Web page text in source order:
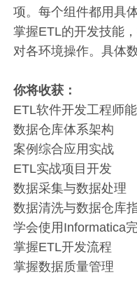
项。每个组件都用具
掌握ETL的开发技能
对各环境操作。具体
你将收获：
ETL软件开发工程师
数据仓库体系架构
案例综合应用实战
ETL实战项目开发
数据采集与数据处理
数据清洗与数据仓库
学会使用Informatica
掌握ETL开发流程
掌握数据质量管理